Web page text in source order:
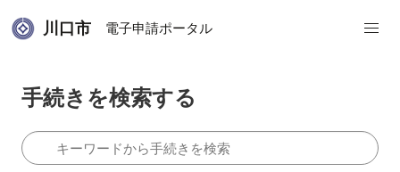
川口市 電子申請ポータル
手続きを検索する